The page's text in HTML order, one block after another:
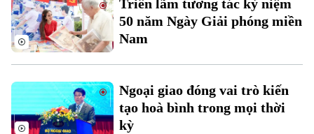
Triển lãm tương tác kỷ niệm
50 năm Ngày Giải phóng miền
Nam
Ngoại giao đóng vai trò kiến
tạo hoà bình trong mọi thời
kỳ